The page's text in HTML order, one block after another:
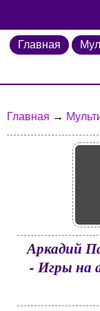
Главная
Главная →
Аркадий
- Игры на